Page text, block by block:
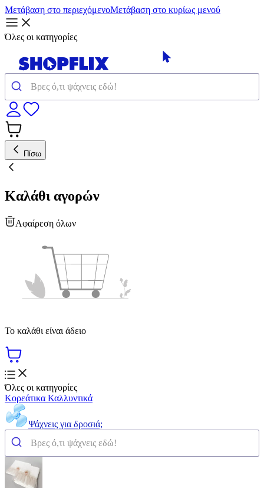
Μετάβαση στο περιεχόμενοΜετάβαση στο κυρίως μενού
Όλες οι κατηγορίες
Πίσω
Καλάθι αγορών
Αφαίρεση όλων
Το καλάθι είναι άδειο
Όλες οι κατηγορίες
Κορεάτικα Καλλυντικά
Ψάχνεις για δροσιά;